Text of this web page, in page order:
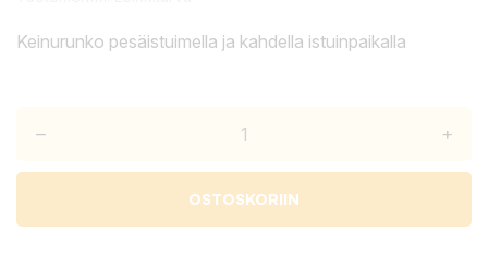
Keinurunko pesäistuimella ja kahdella istuinpaikalla
– +
OSTOSKORIIN